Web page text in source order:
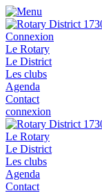
Connexion
Le Rotary
Le District
Les clubs
Agenda
Contact
connexion
Le Rotary
Le District
Les clubs
Agenda
Contact